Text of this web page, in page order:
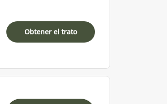
Obtener el trato